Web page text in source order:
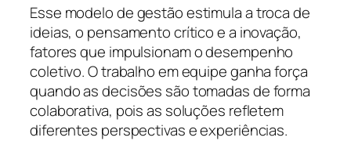
Esse modelo de gestão estimula a troca de
ideias, o pensamento crítico e a inovação,
fatores que impulsionam o desempenho
coletivo. O trabalho em equipe ganha força
quando as decisões são tomadas de forma
colaborativa, pois as soluções refletem
diferentes perspectivas e experiências.